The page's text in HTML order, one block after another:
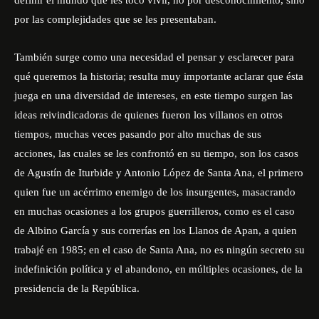
por las complejidades que se les presentaban.
También surge como una necesidad el pensar y esclarecer para
qué queremos la historia; resulta muy importante aclarar que ésta
juega en una diversidad de intereses, en este tiempo surgen las
ideas reivindicadoras de quienes fueron los villanos en otros
tiempos, muchas veces pasando por alto muchas de sus
acciones, las cuales se les confrontó en su tiempo, son los casos
de Agustín de Iturbide y Antonio López de Santa Ana, el primero
quien fue un acérrimo enemigo de los insurgentes, masacrando
en muchas ocasiones a los grupos guerrilleros, como es el caso
de Albino García y sus correrías en los Llanos de Apan, a quien
trabajé en 1985; en el caso de Santa Ana, no es ningún secreto su
indefinición política y el abandono, en múltiples ocasiones, de la
presidencia de la República.